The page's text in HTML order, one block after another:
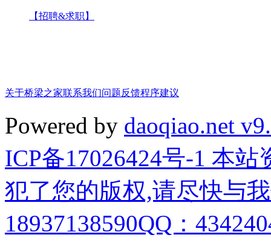
【招聘&求职】
关于桥梁之家联系我们问题反馈程序建议
Powered by daoqiao.net
ICP备17026424号-1 本
犯了您的版权,请尽快与
18937138590QQ：